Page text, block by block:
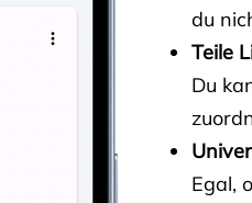
du
Teile
Du
Egal,